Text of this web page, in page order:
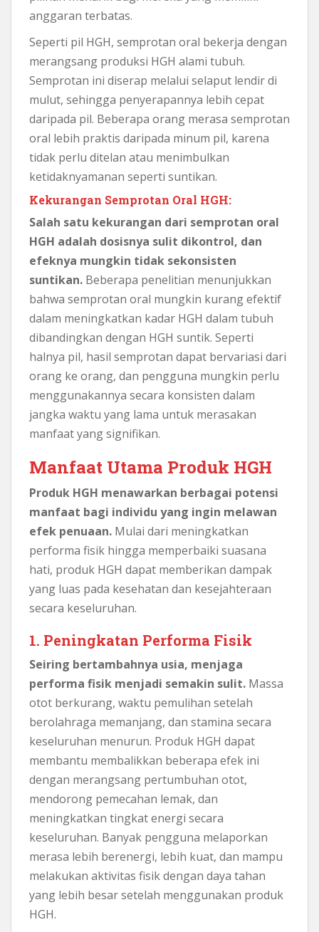
anggaran terbatas.
Seperti pil HGH, semprotan oral bekerja dengan
merangsang produksi HGH alami tubuh.
Semprotan ini diserap melalui selaput lendir di
mulut, sehingga penyerapannya lebih cepat
daripada pil. Beberapa orang merasa semprotan
oral lebih praktis daripada minum pil, karena
tidak perlu ditelan atau menimbulkan
ketidaknyamanan seperti suntikan.
Kekurangan Semprotan Oral HGH:
Salah satu kekurangan dari semprotan oral
HGH adalah dosisnya sulit dikontrol, dan
efeknya mungkin tidak sekonsisten
suntikan. Beberapa penelitian menunjukkan
bahwa semprotan oral mungkin kurang efektif
dalam meningkatkan kadar HGH dalam tubuh
dibandingkan dengan HGH suntik. Seperti
halnya pil, hasil semprotan dapat bervariasi dari
orang ke orang, dan pengguna mungkin perlu
menggunakannya secara konsisten dalam
jangka waktu yang lama untuk merasakan
manfaat yang signifikan.
Manfaat Utama Produk HGH
Produk HGH menawarkan berbagai potensi
manfaat bagi individu yang ingin melawan
efek penuaan. Mulai dari meningkatkan
performa fisik hingga memperbaiki suasana
hati, produk HGH dapat memberikan dampak
yang luas pada kesehatan dan kesejahteraan
secara keseluruhan.
1. Peningkatan Performa Fisik
Seiring bertambahnya usia, menjaga
performa fisik menjadi semakin sulit. Massa
otot berkurang, waktu pemulihan setelah
berolahraga memanjang, dan stamina secara
keseluruhan menurun. Produk HGH dapat
membantu membalikkan beberapa efek ini
dengan merangsang pertumbuhan otot,
mendorong pemecahan lemak, dan
meningkatkan tingkat energi secara
keseluruhan. Banyak pengguna melaporkan
merasa lebih berenergi, lebih kuat, dan mampu
melakukan aktivitas fisik dengan daya tahan
yang lebih besar setelah menggunakan produk
HGH.